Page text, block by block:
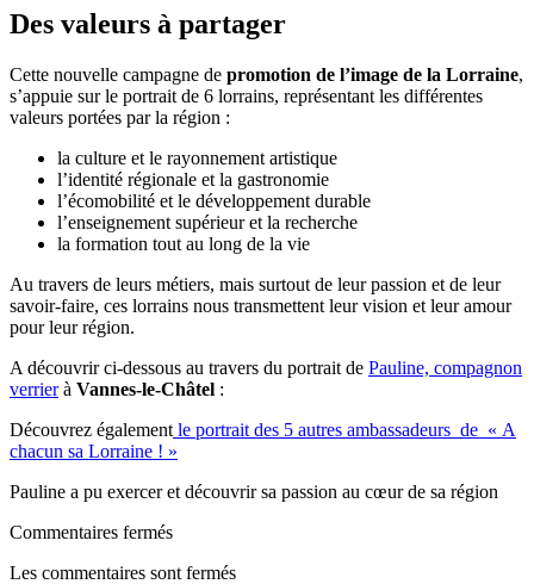
Des valeurs à partager
Cette nouvelle campagne de promotion de l’image de la Lorraine,
s’appuie sur le portrait de 6 lorrains, représentant les différentes
valeurs portées par la région :
la culture et le rayonnement artistique
l’identité régionale et la gastronomie
l’écomobilité et le développement durable
l’enseignement supérieur et la recherche
la formation tout au long de la vie
Au travers de leurs métiers, mais surtout de leur passion et de leur
savoir-faire, ces lorrains nous transmettent leur vision et leur amour
pour leur région.
A découvrir ci-dessous au travers du portrait de Pauline, compagnon
verrierà Vannes-le-Châtel :
Découvrez également le portrait des 5 autres ambassadeurs de « A
chacun sa Lorraine ! »
Pauline a pu exercer et découvrir sa passion au cœur de sa région
Commentaires fermés
Les commentaires sont fermés